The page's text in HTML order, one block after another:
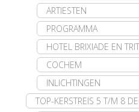
ARTIESTEN
PROGRAMMA
HOTEL BRIXIADE EN
COCHEM
INLICHTINGEN
TOP-KERSTREIS 5 T/M 8